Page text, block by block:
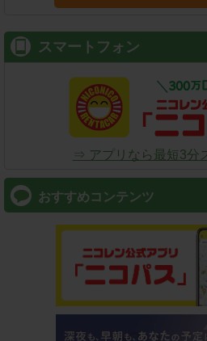
スマートフォン
⇒ アプリなら最短3分
おすすめコンテンツ